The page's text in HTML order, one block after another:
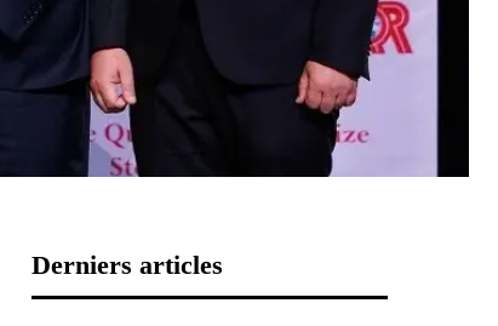
Derniers articles